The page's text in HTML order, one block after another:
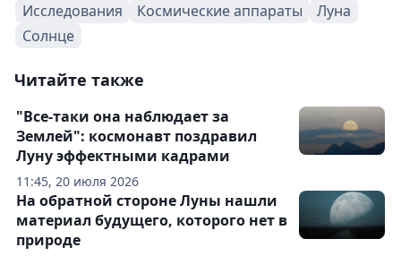
Исследования
Космические аппараты
Луна
Солнце
Читайте также
11:45, 20 июля 2026
"Все-таки она наблюдает за
Землей": космонавт поздравил
Луну эффектными кадрами
На обратной стороне Луны нашли
материал будущего, которого нет в
природе